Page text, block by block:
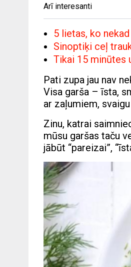
Arī interesanti
5 lietas, ko
Sinoptiķi ceļ
Tikai 15 minūtes
Pati zupa jau nav
Visa garša – īsta,
ar zaļumiem,
Zinu, katrai
mūsu garšas taču
jābūt “pareizai”,